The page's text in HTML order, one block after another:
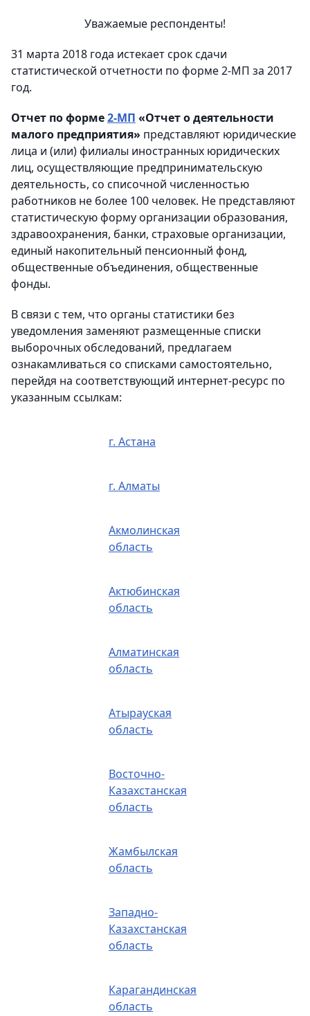
Уважаемые респонденты!
31 марта 2018 года истекает срок сдачи
статистической отчетности по форме 2-МП за 2017
год.
Отчет по форме2-МП «Отчет о деятельности
малого предприятия» представляют юридические
лица и (или) филиалы иностранных юридических
лиц, осуществляющие предпринимательскую
деятельность, со списочной численностью
работников не более 100 человек. Не представляют
статистическую форму организации образования,
здравоохранения, банки, страховые организации,
единый накопительный пенсионный фонд,
общественные объединения, общественные
фонды.
В связи с тем, что органы статистики без
уведомления заменяют размещенные списки
выборочных обследований, предлагаем
ознакамливаться со списками самостоятельно,
перейдя на соответствующий интернет-ресурс по
указанным ссылкам:
г. Астана
г. Алматы
Акмолинская
область
Актюбинская
область
Алматинская
область
Атырауская
область
Восточно-
Казахстанская
область
Жамбылская
область
Западно-
Казахстанская
область
Карагандинская
область